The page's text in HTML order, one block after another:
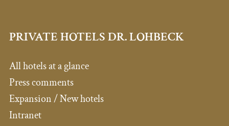
PRIVATE HOTELS DR. LOHBECK
All hotels at a glance
Press comments
Expansion / New hotels
Intranet